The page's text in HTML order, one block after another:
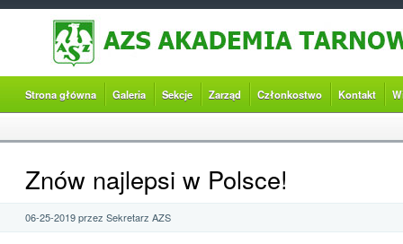
Strona główna Galeria Sekcje Zarząd Członkostwo Kontakt
Znów najlepsi w Polsce!
06-25-2019 przez Sekretarz AZS